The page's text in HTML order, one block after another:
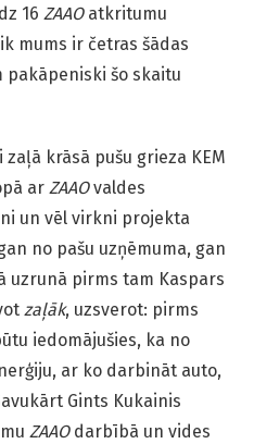
16 ZAAOatkritumu
mums ir četras šādas
pakāpeniski šo skaitu
krāsā pušu grieza KEM
ar ZAAOvaldes
un vēl virkni projekta
no pašu uzņēmuma, gan
uzrunā pirms tam Kaspars
zaļāk, uzsverot: pirms
iedomājušies, ka no
ar ko darbināt auto,
Gints Kukainis
ZAAOdarbībā un vides